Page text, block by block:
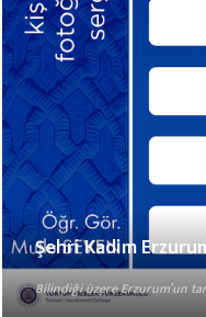
Şehri Kadim
Bilindiği üzere Erzurum’un